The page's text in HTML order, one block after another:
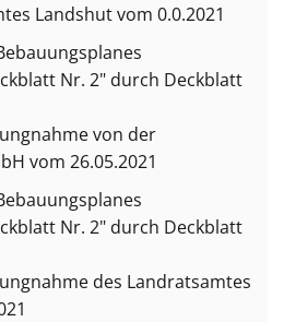
Landshut vom 0.0.2021
Nr. 2" durch Deckblatt
von der
vom 26.05.2021
Nr. 2" durch Deckblatt
des Landratsamtes